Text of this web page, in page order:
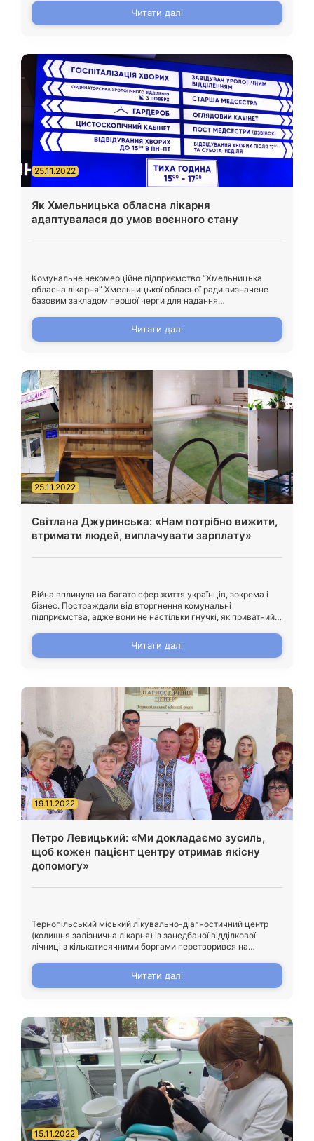
десятками. Так, до прикладу лише у підпорядкуванні
Хмельницької обласної ради 100 комунальних установ,
Читати далі
25.11.2022
Як Хмельницька обласна лікарня
адаптувалася до умов воєнного стану
Комунальне некомерційне підприємство “Хмельницька
обласна лікарня” Хмельницької обласної ради визначене
базовим закладом першої черги для надання
військовослужбовцям, які захищають країну. Крім
військових, заклад надає медичну допомогу усім, хто її
витратними матеріалами, продуктами […]
Читати далі
25.11.2022
Світлана Джуринська: «Нам потрібно вижити,
втримати людей, виплачувати зарплату»
Війна вплинула на багато сфер життя українців, зокрема і
бізнес. Постраждали від вторгнення комунальні
підприємства, адже вони не настільки гнучкі, як приватний
комунального підприємства «Еней» Тернопільської міської
ради не виключення. У сьогоднішньому матеріалі читайте
Читати далі
19.11.2022
Петро Левицький: «Ми докладаємо зусиль,
щоб кожен пацієнт центру отримав якісну
допомогу»
Тернопільський міський лікувально-діагностичний центр
(колишня залізнична лікарня) із занедбаної відділкової
лічниці з кількатисячними боргами перетворився на
можуть отримати повноцінну медичну допомогу. Центр
визначив свій пріоритетний напрямок надання якісної
спеціалізованої амбулаторно-поліклінічної меддопомоги
внутрішньо переміщених осіб, які […]
Читати далі
15.11.2022